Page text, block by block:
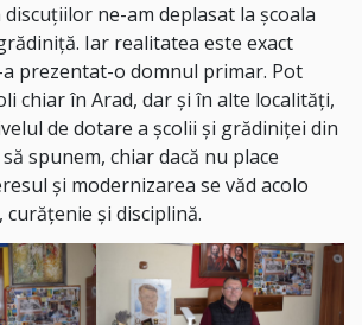
ne-am deplasat la școala
Iar realitatea este exact
a prezentat-o domnul primar. Pot
chiar în Arad, dar și în alte localități,
de dotare a școlii și grădiniței din
spunem, chiar dacă nu place
și modernizarea se văd acolo
și disciplină.